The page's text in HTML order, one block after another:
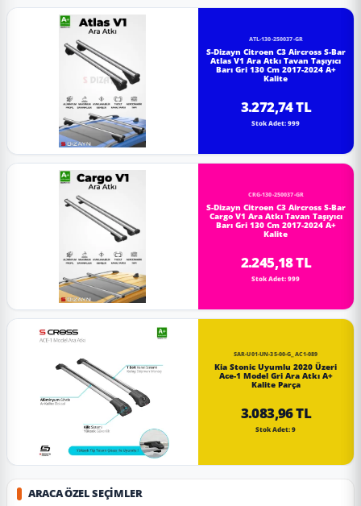
ATL-130-250037-GR
S-Dizayn Citroen C3 Aircross S-Bar
Atlas V1 Ara Atkı Tavan Taşıyıcı
Barı Gri 130 Cm 2017-2024 A+
Kalite
3.272,74 TL
Stok Adet: 999
CRG-130-250037-GR
S-Dizayn Citroen C3 Aircross S-Bar
Cargo V1 Ara Atkı Tavan Taşıyıcı
Barı Gri 130 Cm 2017-2024 A+
Kalite
2.245,18 TL
Stok Adet: 999
SAR-U01-UN-35-00-G_AC1-089
Kia Stonic Uyumlu 2020 Üzeri
Ace-1 Model Gri Ara Atkı A+
Kalite Parça
3.083,96 TL
Stok Adet: 9
ARACA ÖZEL SEÇIMLER